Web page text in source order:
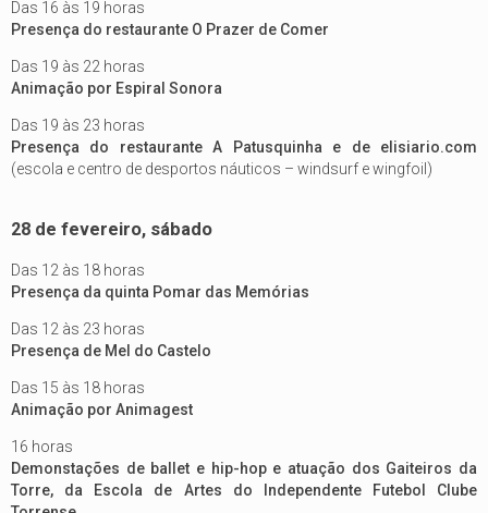
Das 16 às 19 horas
Presença do restaurante O Prazer de Comer
Das 19 às 22 horas
Animação por Espiral Sonora
Das 19 às 23 horas
Presença do restaurante A Patusquinha e de elisiario.com
(escola e centro de desportos náuticos – windsurf e wingfoil)
28 de fevereiro, sábado
Das 12 às 18 horas
Presença da quinta Pomar das Memórias
Das 12 às 23 horas
Presença de Mel do Castelo
Das 15 às 18 horas
Animação por Animagest
16 horas
Demonstações de ballet e hip-hop e atuação dos Gaiteiros da
Torre, da Escola de Artes do Independente Futebol Clube